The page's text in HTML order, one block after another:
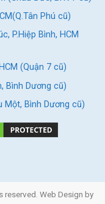
Phú cũ)
P.Hiệp Bình, HCM
(Quận 7 cũ)
Bình Dương cũ)
Một, Bình Dương cũ)
reserved. Web Design by